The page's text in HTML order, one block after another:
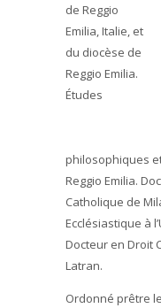
de Reggio
Emilia, Italie, et
du diocèse de
Reggio Emilia.
Études
philosophiques
Reggio Emilia.
Catholique de
Ecclésiastique à
Docteur en Droit
Latran.
Ordonné prêtre